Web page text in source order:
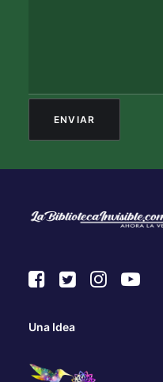
Una Idea